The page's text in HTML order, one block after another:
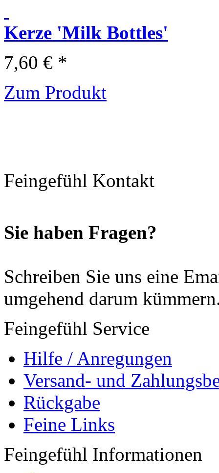
Kerze 'Milk Bottles'
7,60 € *
Zum Produkt
Feingefühl Kontakt
Sie haben Fragen?
Schreiben Sie uns eine
umgehend darum
Feingefühl Service
Hilfe / Anregungen
Versand- und
Rückgabe
Feine Links
Feingefühl Informationen